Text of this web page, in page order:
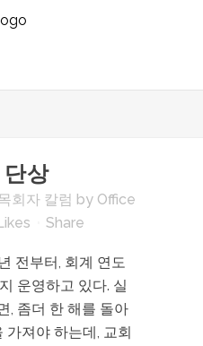
상
회자 칼럼 by Office
Share
전부터, 회계 연도
운영하고 있다. 실
, 좀더 한 해를 돌아
가져야 하는데, 교회